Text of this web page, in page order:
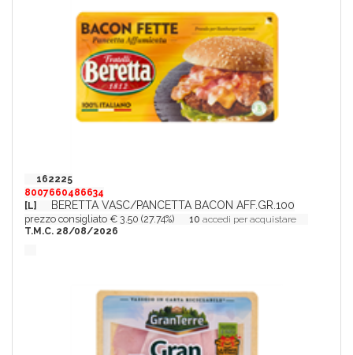
162225
8007660486634
[L]
BERETTA VASC/PANCETTA BACON AFF.GR.100
prezzo consigliato € 3.50 (27.74%) 10 accedi per acquistare
T.M.C. 28/08/2026